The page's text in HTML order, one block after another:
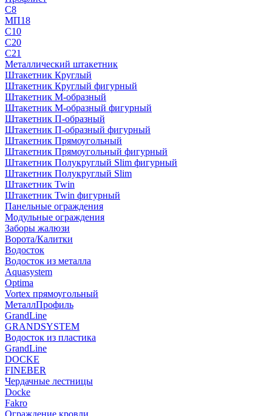
С8
МП18
С10
С20
С21
Металлический штакетник
Штакетник Круглый
Штакетник Круглый фигурный
Штакетник М-образный
Штакетник М-образный фигурный
Штакетник П-образный
Штакетник П-образный фигурный
Штакетник Прямоугольный
Штакетник Прямоугольный фигурный
Штакетник Полукруглый Slim фигурный
Штакетник Полукруглый Slim
Штакетник Twin
Штакетник Twin фигурный
Панельные ограждения
Модульные ограждения
Заборы жалюзи
Ворота/Калитки
Водосток
Водосток из металла
Aquasystem
Optima
Vortex прямоугольный
МеталлПрофиль
GrandLine
GRANDSYSTEM
Водосток из пластика
GrandLine
DOCKE
FINEBER
Чердачные лестницы
Docke
Fakro
Ограждение кровли